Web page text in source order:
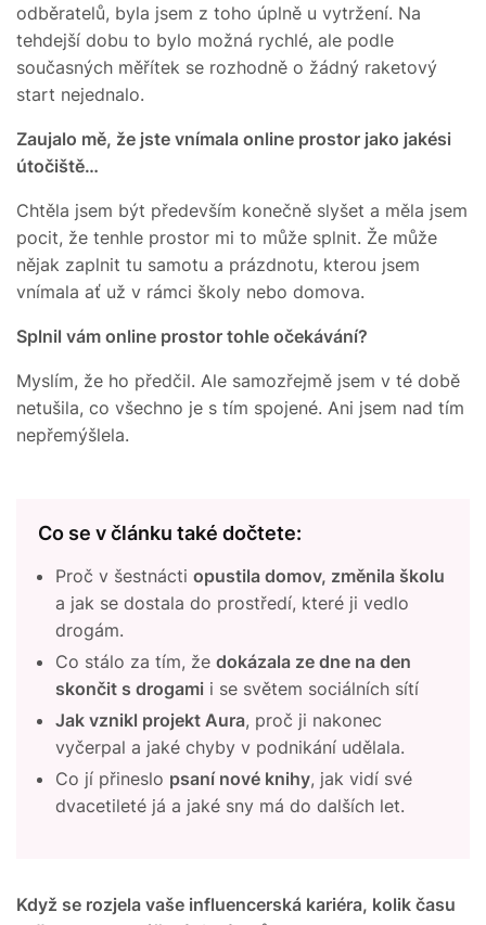
odběratelů, byla jsem z toho úplně u vytržení. Na
tehdejší dobu to bylo možná rychlé, ale podle
současných měřítek se rozhodně o žádný raketový
start nejednalo.
Zaujalo mě, že jste vnímala online prostor jako jakési
útočiště…
Chtěla jsem být především konečně slyšet a měla jsem
pocit, že tenhle prostor mi to může splnit. Že může
nějak zaplnit tu samotu a prázdnotu, kterou jsem
vnímala ať už v rámci školy nebo domova.
Splnil vám online prostor tohle očekávání?
Myslím, že ho předčil. Ale samozřejmě jsem v té době
netušila, co všechno je s tím spojené. Ani jsem nad tím
nepřemýšlela.
Co se v článku také dočtete:
Proč v šestnácti opustila domov, změnila školu
a jak se dostala do prostředí, které ji vedlo
drogám.
Co stálo za tím, že dokázala ze dne na den
skončit s drogami i se světem sociálních sítí
Jak vznikl projekt Aura, proč ji nakonec
vyčerpal a jaké chyby v podnikání udělala.
Co jí přineslo psaní nové knihy, jak vidí své
dvacetileté já a jaké sny má do dalších let.
Když se rozjela vaše influencerská kariéra, kolik času